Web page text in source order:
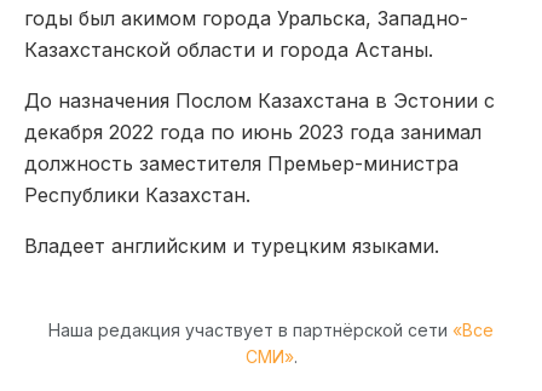
годы был акимом города Уральска, Западно-
Казахстанской области и города Астаны.
До назначения Послом Казахстана в Эстонии с
декабря 2022 года по июнь 2023 года занимал
должность заместителя Премьер-министра
Республики Казахстан.
Владеет английским и турецким языками.
Наша редакция участвует в партнёрской сети «Все
СМИ».